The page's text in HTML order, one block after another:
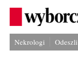
Nekrologi Odeszli